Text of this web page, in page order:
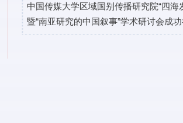
中国传媒大学区域国别传播研究院“四海
暨“南亚研究的中国叙事”学术研讨会成